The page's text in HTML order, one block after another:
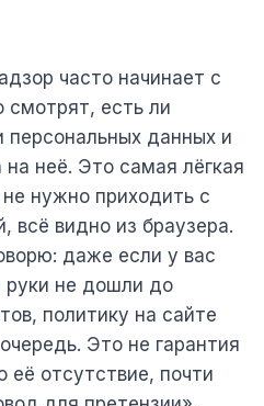
часто начинает с
смотрят, есть ли
персональных данных и
неё. Это самая лёгкая
нужно приходить с
всё видно из браузера.
даже если у вас
руки не дошли до
политику на сайте
Это не гарантия
её отсутствие, почти